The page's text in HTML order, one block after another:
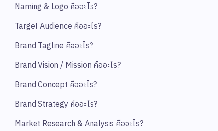
Naming & Logo คืออะไร?
Target Audience คืออะไร?
Brand Tagline คืออะไร?
Brand Vision / Mission คืออะไร?
Brand Concept คืออะไร?
Brand Strategy คืออะไร?
Market Research & Analysis คืออะไร?